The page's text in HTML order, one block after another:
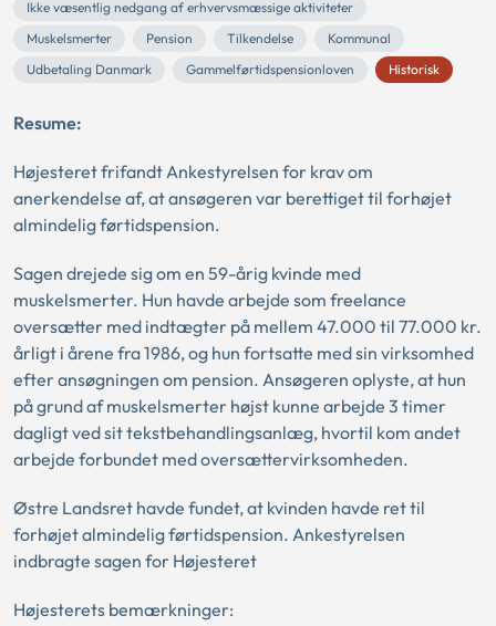
Ikke væsentlig nedgang af erhvervsmæssige aktiviteter
Muskelsmerter
Pension Tilkendelse
Kommunal
Udbetaling Danmark
Gammelførtidspensionloven Historisk
Resume:
Højesteret frifandt Ankestyrelsen for krav om
anerkendelse af, at ansøgeren var berettiget til forhøjet
almindelig førtidspension.
Sagen drejede sig om en 59-årig kvinde med
muskelsmerter. Hun havde arbejde som freelance
oversætter med indtægter på mellem 47.000 til 77.000 kr.
årligt i årene fra 1986, og hun fortsatte med sin virksomhed
efter ansøgningen om pension. Ansøgeren oplyste, at hun
på grund af muskelsmerter højst kunne arbejde 3 timer
dagligt ved sit tekstbehandlingsanlæg, hvortil kom andet
arbejde forbundet med oversættervirksomheden.
Østre Landsret havde fundet, at kvinden havde ret til
forhøjet almindelig førtidspension. Ankestyrelsen
indbragte sagen for Højesteret
Højesterets bemærkninger: